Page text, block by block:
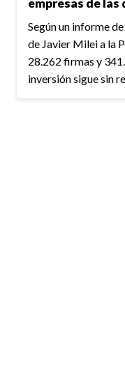
empresas de las
Según un informe
de Javier Milei a la
28.262 firmas y
inversión sigue sin